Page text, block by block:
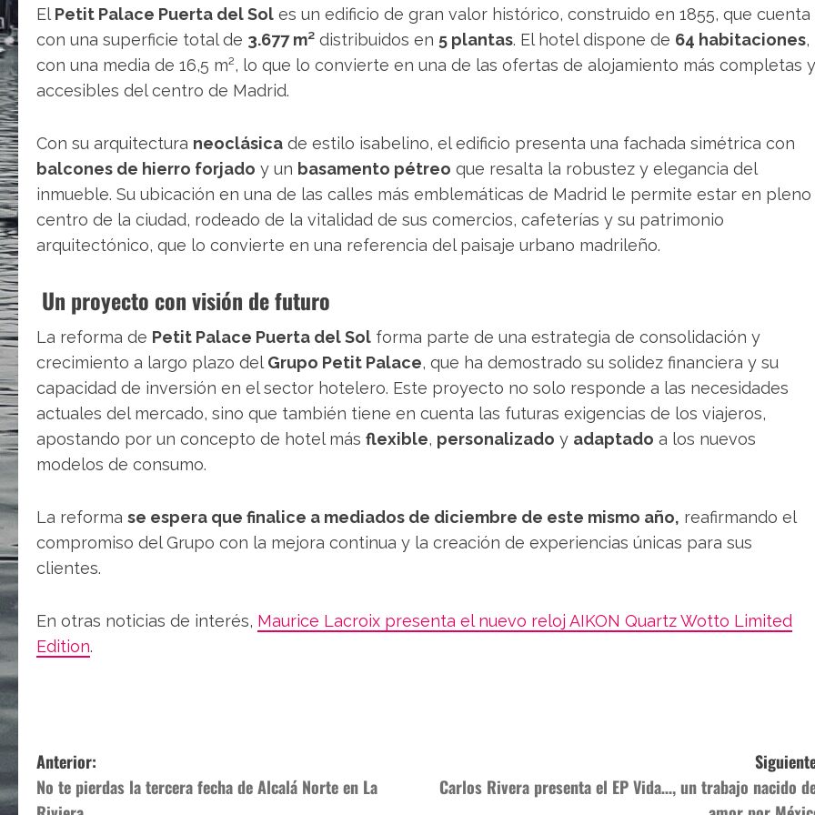
ElPetit Palace Puerta del Sol es un edificio de gran valor histórico, construido en 1855, que cuenta
con una superficie total de 3.677 m² distribuidos en 5 plantas. El hotel dispone de 64 habitaciones,
con una media de 16,5 m², lo que lo convierte en una de las ofertas de alojamiento más completas y
accesibles del centro de Madrid.
Con su arquitectura neoclásica de estilo isabelino, el edificio presenta una fachada simétrica con
balcones de hierro forjado y un basamento pétreo que resalta la robustez y elegancia del
inmueble. Su ubicación en una de las calles más emblemáticas de Madrid le permite estar en pleno
centro de la ciudad, rodeado de la vitalidad de sus comercios, cafeterías y su patrimonio
arquitectónico, que lo convierte en una referencia del paisaje urbano madrileño.
Un proyecto con visión de futuro
La reforma de Petit Palace Puerta del Sol forma parte de una estrategia de consolidación y
crecimiento a largo plazo delGrupo Petit Palace, que ha demostrado su solidez financiera y su
capacidad de inversión en el sector hotelero. Este proyecto no solo responde a las necesidades
actuales del mercado, sino que también tiene en cuenta las futuras exigencias de los viajeros,
apostando por un concepto de hotel más flexible, personalizado y adaptado a los nuevos
modelos de consumo.
La reforma se espera que finalice a mediados de diciembre de este mismo año, reafirmando el
compromiso del Grupo con la mejora continua y la creación de experiencias únicas para sus
clientes.
En otras noticias de interés, Maurice Lacroix presenta el nuevo reloj AIKON Quartz Wotto Limited
Edition.
N
a
Anterior:
No te pierdas la tercera fecha de Alcalá Norte en La
Carlos Rivera presenta el EP Vida…, un trabajo nacido